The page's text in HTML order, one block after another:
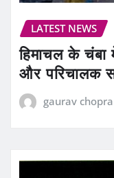
LATEST NEWS
हिमाचल के
और परिचालक
gaurav chopra